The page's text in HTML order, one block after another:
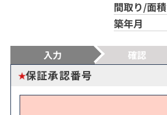
間取り/面積
築年月
入力 確認
保証承認番号